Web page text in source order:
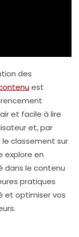
des
est
et facile à lire
et, par
classement sur
explore en
dans le contenu
pratiques
et optimiser vos